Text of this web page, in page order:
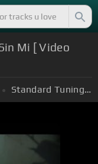
Mi [ Video
Standard Tuning (EADGBE)